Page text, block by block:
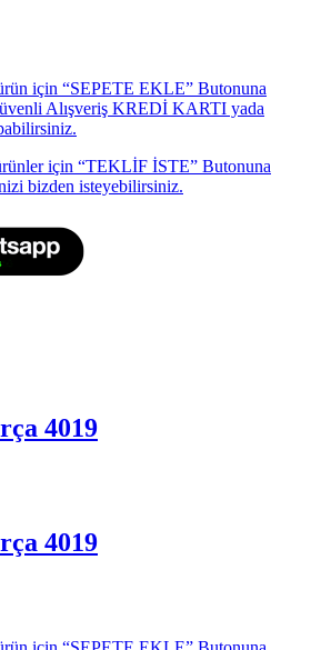
için “SEPETE EKLE” Butonuna
Alışveriş KREDİ KARTI yada
için “TEKLİF İSTE” Butonuna
bizden isteyebilirsiniz.
4019
4019